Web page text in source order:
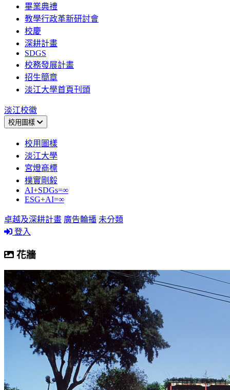
畢業典禮
教學行政革新研討會
校慶
深耕計畫
SDGS
校務發展計畫
招生簡章
淡江大學首頁刊頭
淡江校徽
校用圖樣
校用圖樣
淡江大學
宮燈商標
樸實剛毅
AI+SDGs=∞
ESG+AI=∞
卓越及深耕計畫 廣告輪播 未分類
登入
花牆